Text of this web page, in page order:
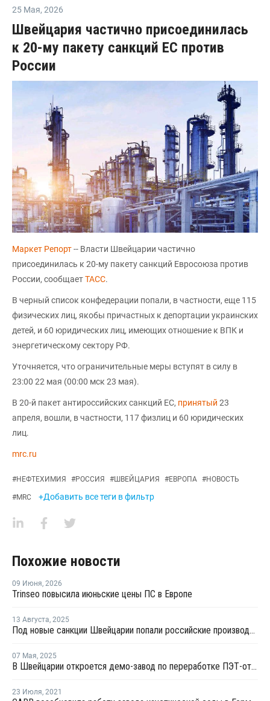
25 Мая, 2026
Швейцария частично присоединилась
к 20-му пакету санкций ЕС против
России
Маркет Репорт-- Власти Швейцарии частично
присоединилась к 20-му пакету санкций Евросоюза против
России, сообщаетТАСС.
В черный список конфедерации попали, в частности, еще 115
физических лиц, якобы причастных к депортации украинских
детей, и 60 юридических лиц, имеющих отношение к ВПК и
энергетическому сектору РФ.
Уточняется, что ограничительные меры вступят в силу в
23:00 22 мая (00:00 мск 23 мая).
В 20-й пакет антироссийских санкций ЕС, принятый 23
апреля, вошли, в частности, 117 физлиц и 60 юридических
лиц.
mrc.ru
#НЕФТЕХИМИЯ #РОССИЯ #ШВЕЙЦАРИЯ #ЕВРОПА #НОВОСТЬ
#MRC +Добавить все теги в фильтр
Похожие новости
09 Июня, 2026
Trinseo повысила июньские цены ПС в Европе
13 Августа, 2025
Под новые санкции Швейцарии попали российские производители полимерной продукции
07 Мая, 2025
В Швейцарии откроется демо-завод по переработке ПЭТ-отходов в мономеры
23 Июля, 2021